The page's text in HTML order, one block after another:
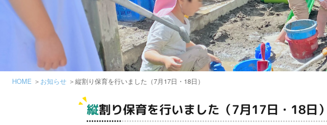
HOME お知らせ 縦割り保育を行いました（7月17日・18日）
縦割り保育を行いました（7月17日・18日）